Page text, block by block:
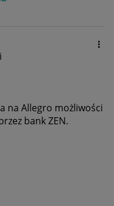
na Allegro możliwości
bankZEN.